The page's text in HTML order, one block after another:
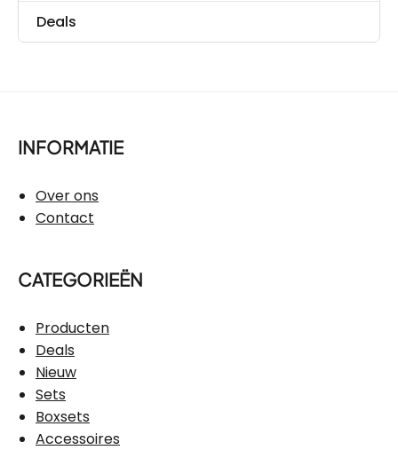
Deals
INFORMATIE
Over ons
Contact
CATEGORIEËN
Producten
Deals
Nieuw
Sets
Boxsets
Accessoires